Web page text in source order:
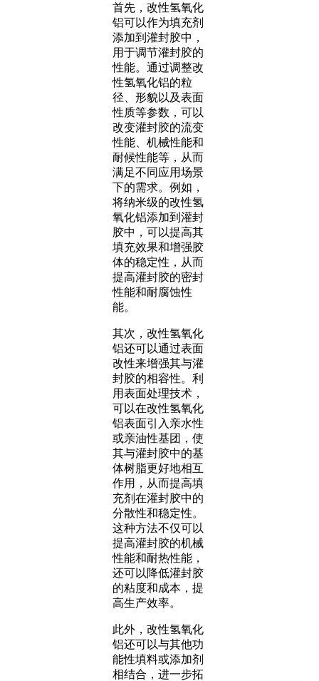
首先，改性氢氧化
铝可以作为填充剂
添加到灌封胶中，
用于调节灌封胶的
性能。通过调整改
性氢氧化铝的粒
径、形貌以及表面
性质等参数，可以
改变灌封胶的流变
性能、机械性能和
耐候性能等，从而
满足不同应用场景
下的需求。例如，
将纳米级的改性氢
氧化铝添加到灌封
胶中，可以提高其
填充效果和增强胶
体的稳定性，从而
提高灌封胶的密封
性能和耐腐蚀性
能。
其次，改性氢氧化
铝还可以通过表面
改性来增强其与灌
封胶的相容性。利
用表面处理技术，
可以在改性氢氧化
铝表面引入亲水性
或亲油性基团，使
其与灌封胶中的基
体树脂更好地相互
作用，从而提高填
充剂在灌封胶中的
分散性和稳定性。
这种方法不仅可以
提高灌封胶的机械
性能和耐热性能，
还可以降低灌封胶
的粘度和成本，提
高生产效率。
此外，改性氢氧化
铝还可以与其他功
能性填料或添加剂
相结合，进一步拓